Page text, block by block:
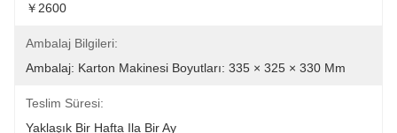
￥2600
Ambalaj Bilgileri:
Ambalaj: Karton Makinesi Boyutları: 335 × 325 × 330 Mm
Teslim Süresi:
Yaklaşık Bir Hafta Ila Bir Ay